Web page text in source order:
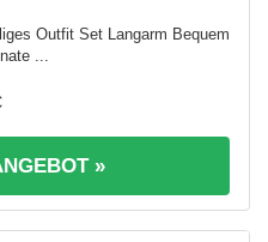
Outfit Set Langarm Bequem
...
»